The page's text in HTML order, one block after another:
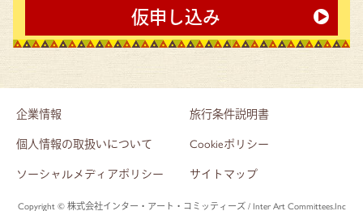
仮申し込み
企業情報
旅行条件説明書
個人情報の取扱いについて
Cookieポリシー
ソーシャルメディアポリシー
サイトマップ
Copyright © 株式会社インター・アート・コミッティーズ / Inter Art Committees.Inc